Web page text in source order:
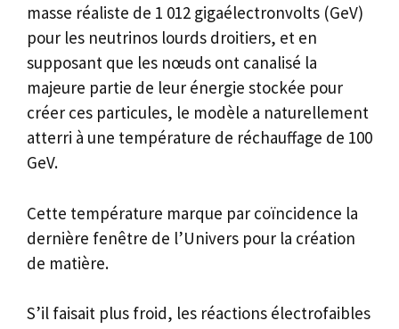
masse réaliste de 1 012 gigaélectronvolts (GeV)
pour les neutrinos lourds droitiers, et en
supposant que les nœuds ont canalisé la
majeure partie de leur énergie stockée pour
créer ces particules, le modèle a naturellement
atterri à une température de réchauffage de 100
GeV.
Cette température marque par coïncidence la
dernière fenêtre de l’Univers pour la création
de matière.
S’il faisait plus froid, les réactions électrofaibles